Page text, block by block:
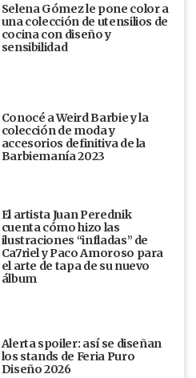
Selena Gómez le pone color a
una colección de utensilios de
cocina con diseño y
sensibilidad
Conocé a Weird Barbie y la
colección de moda y
accesorios definitiva de la
Barbiemanía 2023
El artista Juan Perednik
cuenta cómo hizo las
ilustraciones “infladas” de
Ca7riel y Paco Amoroso para
el arte de tapa de su nuevo
álbum
Alerta spoiler: así se diseñan
los stands de Feria Puro
Diseño 2026